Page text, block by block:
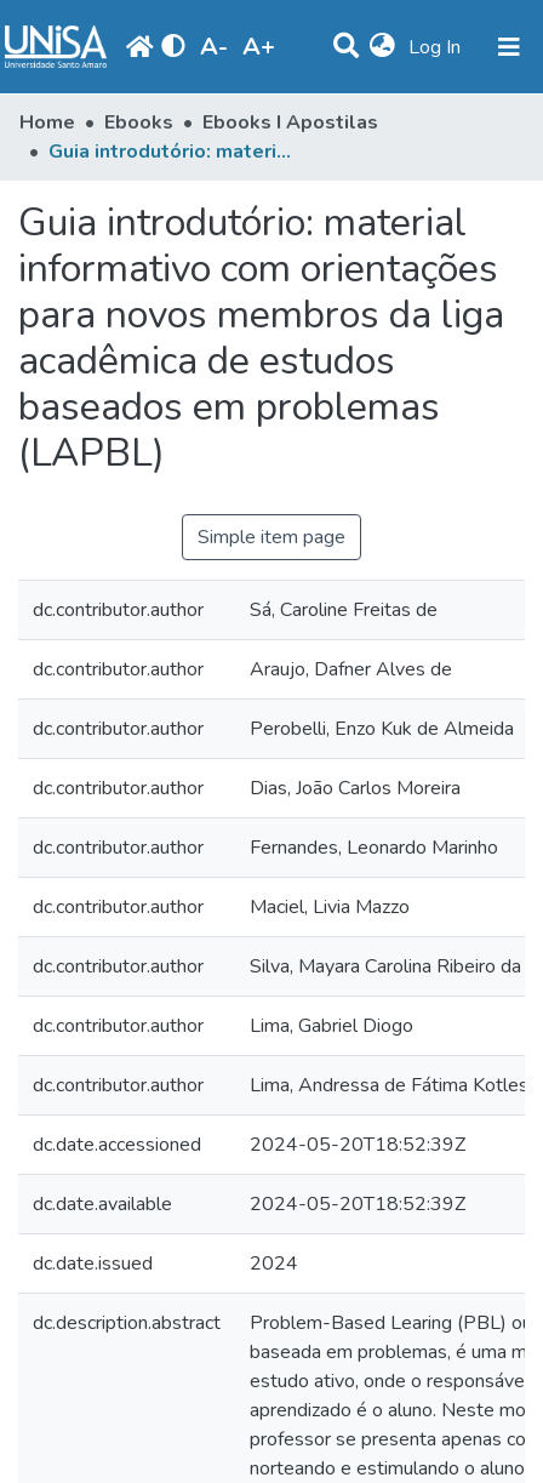
A- A+ Log In (current)
Communities & Collections
Browse
Produção Docente
Library
Periodicals
Home Ebooks
Ebooks I Apostilas
Guia introdutório: material informativo com orientações para novos membros da liga acadêmica de estudos baseados em problemas (LAPBL)
Guia introdutório: material
informativo com orientações
para novos membros da liga
acadêmica de estudos
baseados em problemas
(LAPBL)
Simple item page
dc.contributor.author Sá, Caroline Freitas de
dc.contributor.author Araujo, Dafner Alves de
dc.contributor.author Perobelli, Enzo Kuk de Almeida
dc.contributor.author Dias, João Carlos Moreira
dc.contributor.author Fernandes, Leonardo Marinho
dc.contributor.author Maciel, Livia Mazzo
dc.contributor.author Silva, Mayara Carolina Ribeiro da
dc.contributor.author Lima, Gabriel Diogo
dc.contributor.author Lima, Andressa de Fátima
dc.date.accessioned 2024-05-20T18:52:39Z
dc.date.available 2024-05-20T18:52:39Z
dc.date.issued 2024
dc.description.abstract
Problem-Based Learing (PBL) ou
baseada em problemas, é uma
estudo ativo, onde o responsável
aprendizado é o aluno. Neste
professor se presenta apenas
norteando e estimulando o aluno.